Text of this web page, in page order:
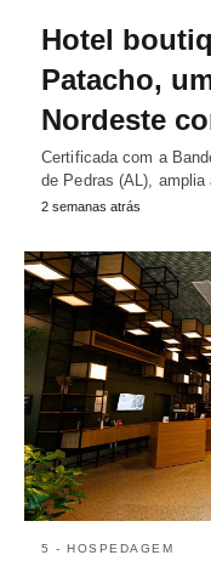
Hotel
Patacho,
Nordeste
Certificada com a
de Pedras (AL),
2 semanas atrás
5 - HOSPEDAGEM